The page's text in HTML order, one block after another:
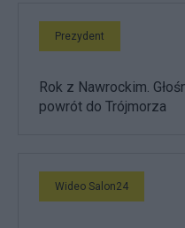
Prezydent
Rok z Nawrockim.
powrót do Trójmorza
Wideo Salon24